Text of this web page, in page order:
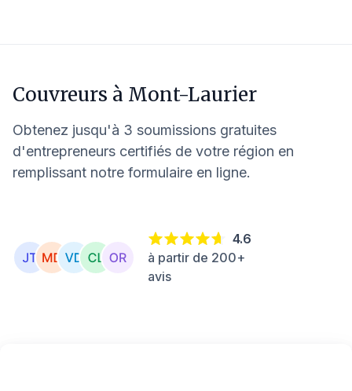
Couvreurs à Mont-Laurier
Obtenez jusqu'à 3 soumissions gratuites
d'entrepreneurs certifiés de votre région en
remplissant notre formulaire en ligne.
4.6
à partir de 200+
avis